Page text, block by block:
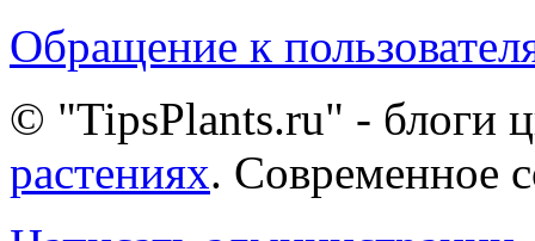
Обращение к
© "TipsPlants.ru" - блоги
растениях. Современное